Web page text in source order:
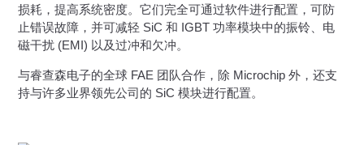
损耗，提高系统密度。它们完全可通过软件进行配置，可防
止错误故障，并可减轻 SiC 和 IGBT 功率模块中的振铃、电
磁干扰 (EMI) 以及过冲和欠冲。
与睿查森电子的全球 FAE 团队合作，除 Microchip 外，还支
持与许多业界领先公司的 SiC 模块进行配置。